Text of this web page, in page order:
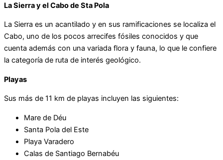
La Sierra y el Cabo de Sta Pola
La Sierra es un acantilado y en sus ramificaciones se localiza el
Cabo, uno de los pocos arrecifes fósiles conocidos y que
cuenta además con una variada flora y fauna, lo que le confiere
la categoría de ruta de interés geológico.
Playas
Sus más de 11 km de playas incluyen las siguientes:
Mare de Déu
Santa Pola del Este
Playa Varadero
Calas de Santiago Bernabéu